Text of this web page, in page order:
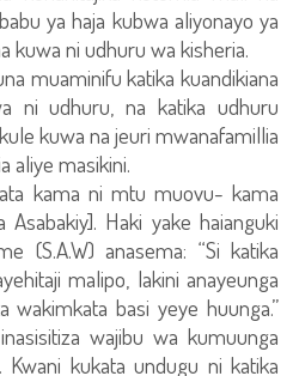
ya haja kubwa aliyonayo ya
kuwa ni udhuru wa kisheria.
muaminifu katika kuandikiana
ni udhuru, na katika udhuru
kuwa na jeuri mwanafamillia
aliye masikini.
kama ni mtu muovu- kama
Haki yake haianguki
(S.A.W) anasema: “Si katika
malipo, lakini anayeunga
wakimkata basi yeye huunga.”
wajibu wa kumuunga
kukata undugu ni katika